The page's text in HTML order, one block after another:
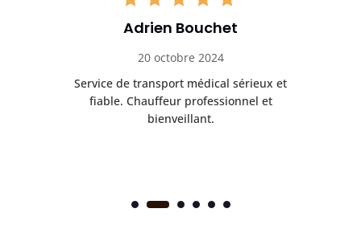
Adrien Bouchet
20 octobre 2024
Service de transport médical sérieux et
fiable. Chauffeur professionnel et
bienveillant.